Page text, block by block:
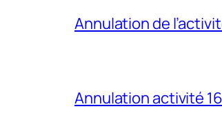
Annulation de
Annulation activité